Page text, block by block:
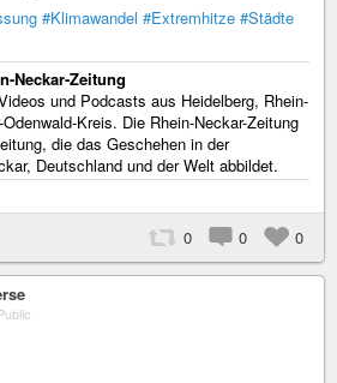
#Klimawandel #Extremhitze #Städte
Neckar-Zeitung
und Podcasts aus Heidelberg, Rhein-
Kreis. Die Rhein-Neckar-Zeitung
die das Geschehen in der
Deutschland und der Welt abbildet.
0 0 0